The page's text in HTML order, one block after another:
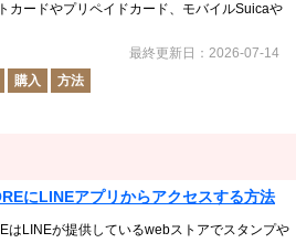
カードやプリペイドカード、モバイルSuicaや
最終更新日：2026-07-14
購入 方法
にLINEアプリからアクセスする方法
はLINEが提供しているwebストアでスタンプや